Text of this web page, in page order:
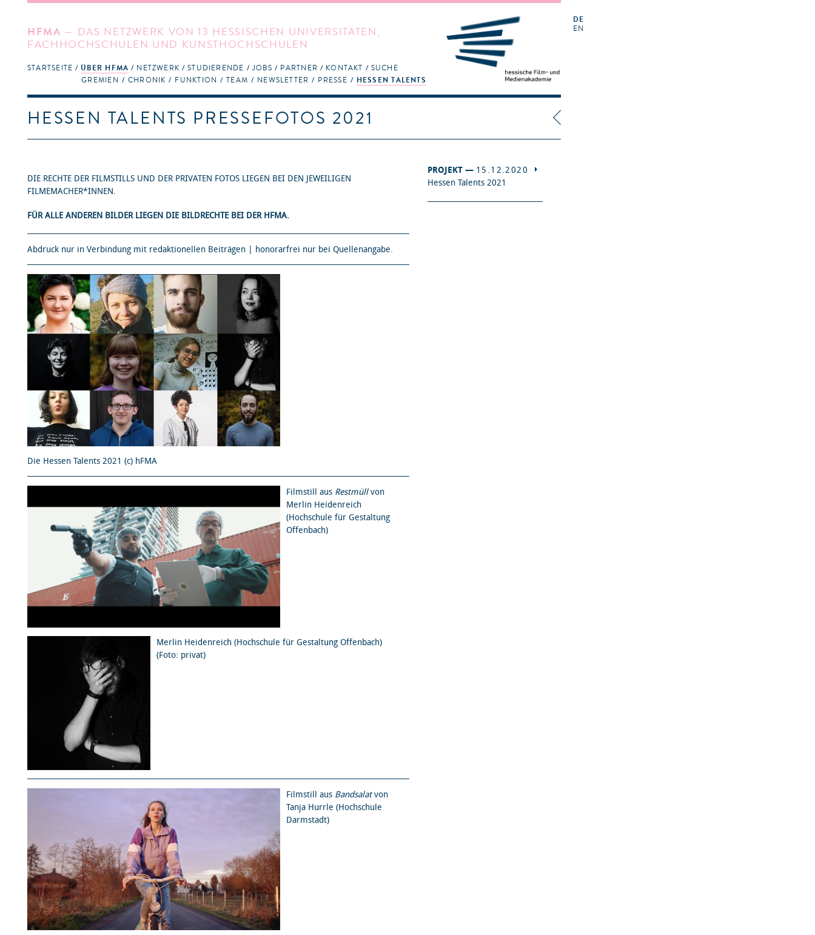
HFMA — DAS NETZWERK VON 13 HESSISCHEN UNIVERSITÄTEN,
FACHHOCHSCHULEN UND KUNSTHOCHSCHULEN
STARTSEITE
ÜBER HFMA
GREMIEN
CHRONIK FUNKTION TEAM NEWSLETTER PRESSE HESSEN TALENTS
NETZWERK STUDIERENDE JOBS PARTNER KONTAKT SUCHE
DE
EN
HESSEN TALENTS PRESSEFOTOS 2021
DIE RECHTE DER FILMSTILLS UND DER PRIVATEN FOTOS LIEGEN BEI DEN JEWEILIGEN
FILMEMACHER*INNEN.
FÜR ALLE ANDEREN BILDER LIEGEN DIE BILDRECHTE BEI DER HFMA.
Abdruck nur in Verbindung mit redaktionellen Beiträgen | honorarfrei nur bei Quellenangabe.
Die Hessen Talents 2021 (c) hFMA
Filmstill aus Restmüllvon
Merlin Heidenreich
(Hochschule für Gestaltung
Offenbach)
Merlin Heidenreich (Hochschule für Gestaltung Offenbach)
(Foto: privat)
Filmstill aus Bandsalatvon
Tanja Hurrle (Hochschule
Darmstadt)
PROJEKT — 15.12.2020
Hessen Talents 2021